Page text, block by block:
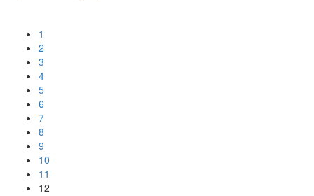
1
2
3
4
5
6
7
8
9
10
11
12